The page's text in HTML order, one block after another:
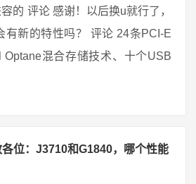
的 评论 感谢！以后换u就行了，
有新的特性吗？ 评论 24条PCI-E
Optane混合存储技术、十个USB
位：J3710和G1840，哪个性能